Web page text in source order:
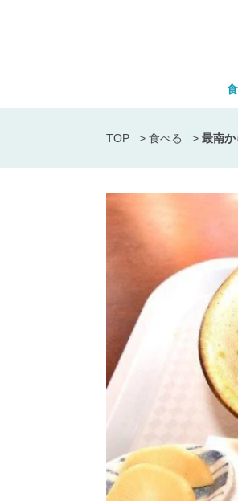
TOP > 食べる > 最南か